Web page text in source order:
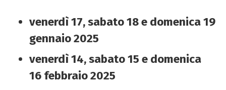
venerdì 17, sabato 18 e domenica 19
gennaio 2025
venerdì 14, sabato 15 e domenica
16 febbraio 2025